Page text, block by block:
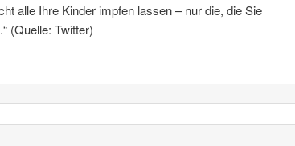
alle Ihre Kinder impfen lassen – nur die, die Sie
(Quelle: Twitter)